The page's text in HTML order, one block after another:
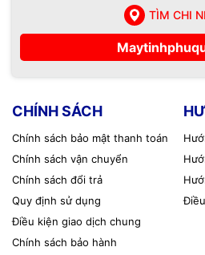
TÌM CHI
CHÍNH SÁCH
Chính sách bảo mật thanh toán
Chính sách vận chuyển
Chính sách đổi trả
Quy định sử dụng
Điều kiện giao dịch chung
Chính sách bảo hành